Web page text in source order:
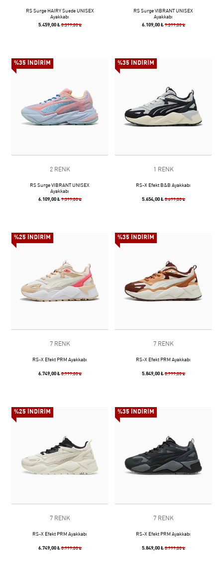
RS Surge HAIRY Suede UNISEX
Ayakkabı
5.459,00 ₺ 8.399,00 ₺
RS Surge VIBRANT UNISEX
Ayakkabı
6.109,00 ₺ 9.399,00 ₺
%35 İNDİRİM
2 RENK
RS Surge VIBRANT UNISEX
Ayakkabı
6.109,00 ₺ 9.399,00 ₺
%35 İNDİRİM
1 RENK
RS-X Efekt B&B Ayakkabı
5.654,00 ₺ 8.699,00 ₺
%25 İNDİRİM
7 RENK
RS-X Efekt PRM Ayakkabı
6.749,00 ₺ 8.999,00 ₺
%35 İNDİRİM
7 RENK
RS-X Efekt PRM Ayakkabı
5.849,00 ₺ 8.999,00 ₺
%25 İNDİRİM
7 RENK
RS-X Efekt PRM Ayakkabı
6.749,00 ₺ 8.999,00 ₺
%35 İNDİRİM
7 RENK
RS-X Efekt PRM Ayakkabı
5.849,00 ₺ 8.999,00 ₺